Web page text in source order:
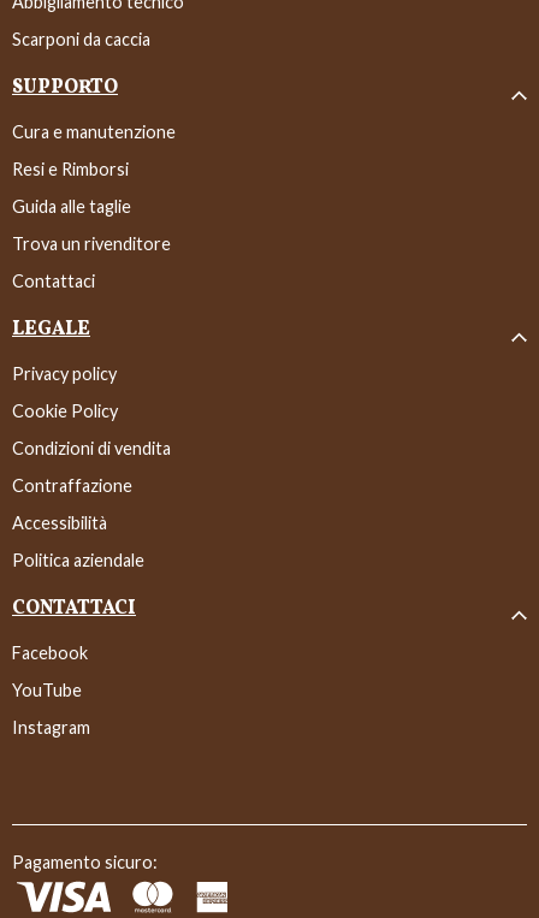
Scarponi da caccia
SUPPORTO
Cura e manutenzione
Resi e Rimborsi
Guida alle taglie
Trova un rivenditore
Contattaci
LEGALE
Privacy policy
Cookie Policy
Condizioni di vendita
Contraffazione
Accessibilità
Politica aziendale
CONTATTACI
Facebook
YouTube
Instagram
Pagamento sicuro: